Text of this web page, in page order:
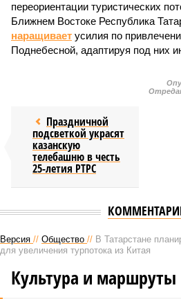
переориентации туристических
Ближнем Востоке Республика
наращивает усилия по
Поднебесной, адаптируя под них
Праздничной
подсветкой украсят
казанскую
телебашню в честь
25-летия РТРС
Версия // Общество // В Татарстане
для увеличения турпотока из Китая
Культура и маршруты